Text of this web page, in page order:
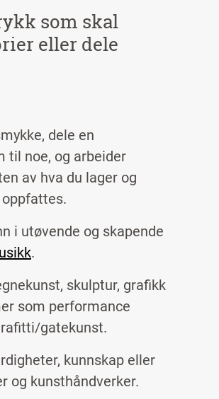
som skal
eller dele
dele en
til noe, og arbeider
av hva du lager og
i utøvende og skapende
.
skulptur, grafikk
som performance
gatekunst.
kunnskap eller
og kunsthåndverker.